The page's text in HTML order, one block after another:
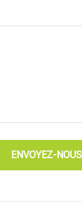
ENVOYEZ-NOUS